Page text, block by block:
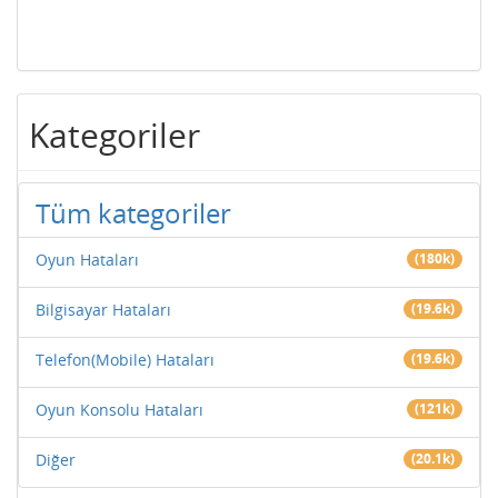
Kategoriler
Tüm kategoriler
Oyun Hataları (180k)
Bilgisayar Hataları (19.6k)
Telefon(Mobile) Hataları (19.6k)
Oyun Konsolu Hataları (121k)
Diğer (20.1k)